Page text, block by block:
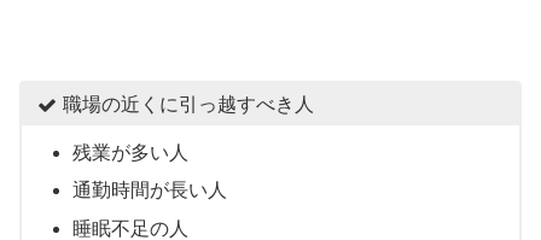
職場の近くに引っ越すべき人
残業が多い人
通勤時間が長い人
睡眠不足の人